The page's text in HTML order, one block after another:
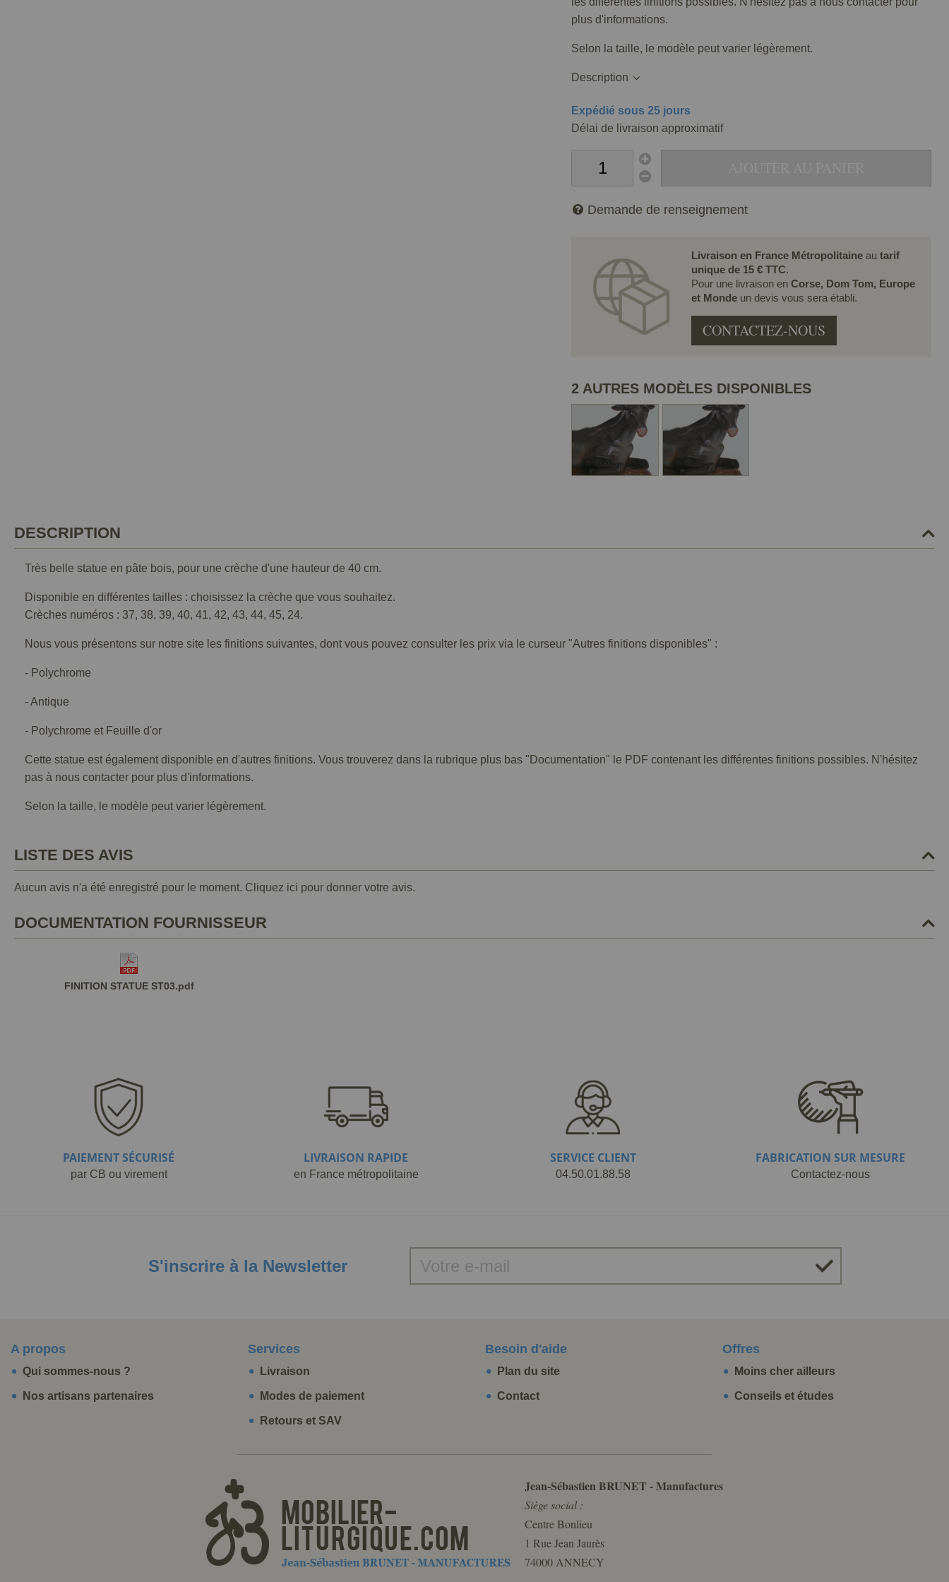
plus d'informations.
Selon la taille, le modèle peut varier légèrement.
Description
Expédié sous 25 jours
Délai de livraison approximatif
Demande de renseignement
Livraison en France Métropolitaineau tarif
unique de 15 € TTC.
Pour une livraison en Corse, Dom Tom, Europe
et Monde un devis vous sera établi.
CONTACTEZ-NOUS
2 AUTRES MODÈLES DISPONIBLES
DESCRIPTION
Très belle statue en pâte bois, pour une crèche d'une hauteur de 40 cm.
Disponible en différentes tailles : choisissez la crèche que vous souhaitez.
Crèches numéros : 37, 38, 39, 40, 41, 42, 43, 44, 45, 24.
Nous vous présentons sur notre site les finitions suivantes, dont vous pouvez consulter les prix via le curseur "Autres finitions disponibles" :
- Polychrome
- Antique
- Polychrome et Feuille d'or
Cette statue est également disponible en d'autres finitions. Vous trouverez dans la rubrique plus bas "Documentation" le PDF contenant les différentes finitions possibles. N'hésitez
pas à nous contacter pour plus d'informations.
Selon la taille, le modèle peut varier légèrement.
LISTE DES AVIS
Aucun avis n'a été enregistré pour le moment. Cliquez ici pour donner votre avis.
DOCUMENTATION FOURNISSEUR
FINITION STATUE ST03.pdf
PAIEMENT SÉCURISÉ
par CB ou virement
LIVRAISON RAPIDE
en France métropolitaine
SERVICE CLIENT
04.50.01.88.58
FABRICATION SUR MESURE
Contactez-nous
S'inscrire à la Newsletter
A propos
Qui sommes-nous ?
Nos artisans partenaires
Services
Livraison
Modes de paiement
Retours et SAV
Besoin d'aide
Plan du site
Contact
Offres
Moins cher ailleurs
Conseils et études
Jean-Sébastien BRUNET - Manufactures
Siège social :
Centre Bonlieu
1 Rue Jean Jaurès
74000 ANNECY